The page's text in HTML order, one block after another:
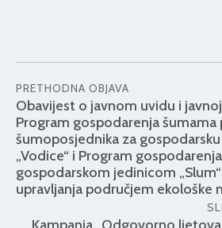
PRETHODNA OBJAVA
Obavijest o javnom uvidu i
Program gospodarenja šumama
šumoposjednika za
„Vodice“ i Program gospodarenja
gospodarskom jedinicom
upravljanja područjem ekološke